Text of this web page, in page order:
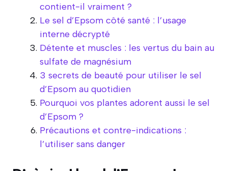
contient-il vraiment ?
Le sel d’Epsom côté santé : l’usage
interne décrypté
Détente et muscles : les vertus du bain au
sulfate de magnésium
3 secrets de beauté pour utiliser le sel
d’Epsom au quotidien
Pourquoi vos plantes adorent aussi le sel
d’Epsom ?
Précautions et contre-indications :
l’utiliser sans danger